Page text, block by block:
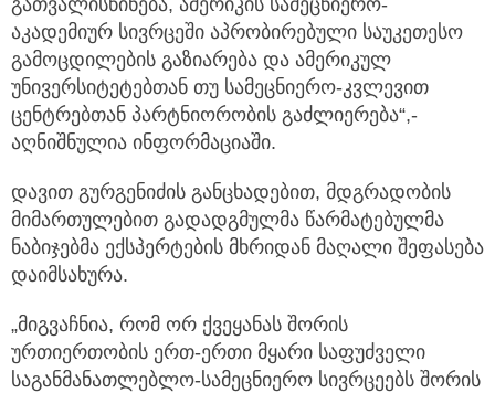
აკადემიურ სივრცეში აპრობირებული საუკეთესო
გამოცდილების გაზიარება და ამერიკულ
უნივერსიტეტებთან თუ სამეცნიერო-კვლევით
ცენტრებთან პარტნიორობის გაძლიერება“,-
აღნიშნულია ინფორმაციაში.
მიმართულებით გადადგმულმა წარმატებულმა
ნაბიჯებმა ექსპერტების მხრიდან მაღალი შეფასება
დაიმსახურა.
ურთიერთობის ერთ-ერთი მყარი საფუძველი
საგანმანათლებლო-სამეცნიერო სივრცეებს შორის
კოოპერაცია გახდება. საქართველოს ტექნიკური